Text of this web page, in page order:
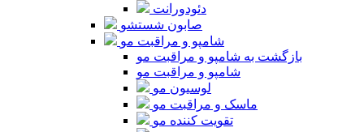
دئودورانت
صابون شستشو
شامپو و مراقبت مو
بازگشت به شامپو و مراقبت مو
شامپو و مراقبت مو
لوسیون مو
ماسک و مراقبت مو
تقویت کننده مو